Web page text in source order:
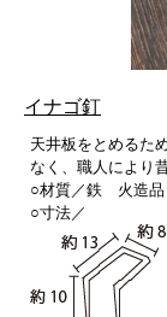
イナゴ釘
天井板をとめるた
なく、職人により
○材質／鉄 火造品
○寸法／